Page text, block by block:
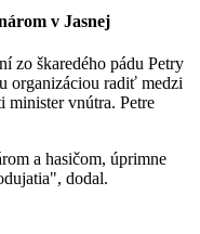
v Jasnej
zo škaredého pádu Petry
organizáciou radiť medzi
minister vnútra. Petre
a hasičom, úprimne
dodal.